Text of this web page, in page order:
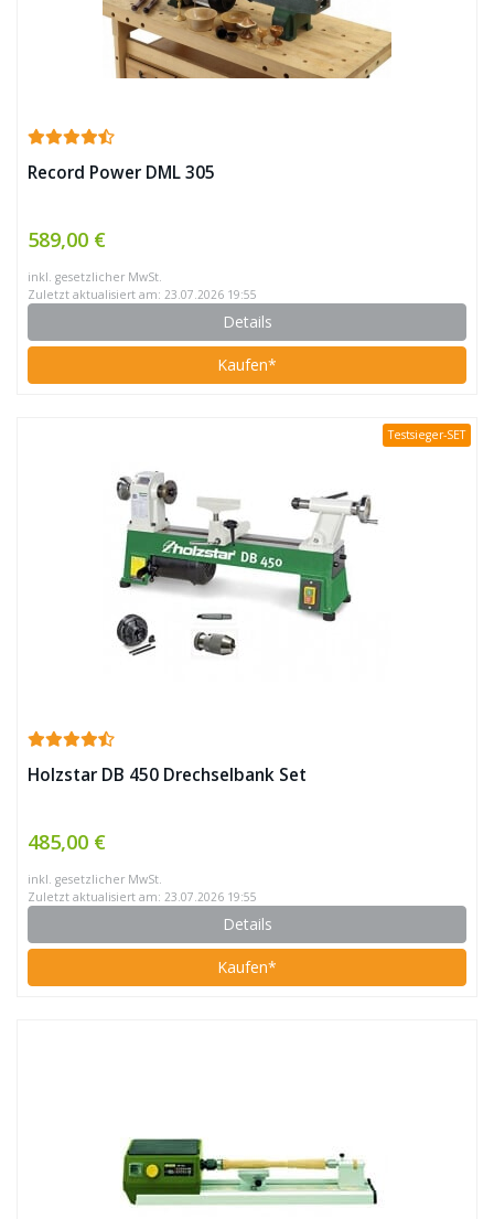
Record Power DML 305
589,00 €
inkl. gesetzlicher MwSt.
Zuletzt aktualisiert am: 23.07.2026 19:55
Details
Kaufen*
Testsieger-SET
Holzstar DB 450 Drechselbank Set
485,00 €
inkl. gesetzlicher MwSt.
Zuletzt aktualisiert am: 23.07.2026 19:55
Details
Kaufen*